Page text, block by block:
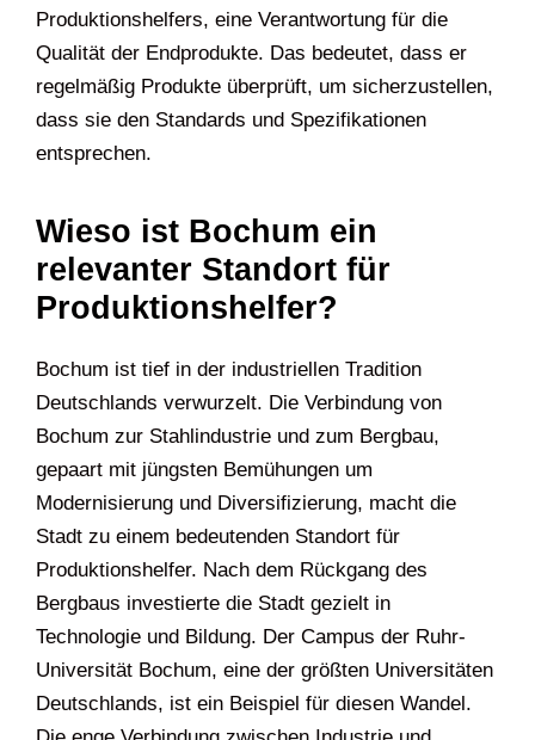
Produktionshelfers, eine Verantwortung für die
Qualität der Endprodukte. Das bedeutet, dass er
regelmäßig Produkte überprüft, um sicherzustellen,
dass sie den Standards und Spezifikationen
entsprechen.
Wieso ist Bochum ein
relevanter Standort für
Produktionshelfer?
Bochum ist tief in der industriellen Tradition
Deutschlands verwurzelt. Die Verbindung von
Bochum zur Stahlindustrie und zum Bergbau,
gepaart mit jüngsten Bemühungen um
Modernisierung und Diversifizierung, macht die
Stadt zu einem bedeutenden Standort für
Produktionshelfer. Nach dem Rückgang des
Bergbaus investierte die Stadt gezielt in
Technologie und Bildung. Der Campus der Ruhr-
Universität Bochum, eine der größten Universitäten
Deutschlands, ist ein Beispiel für diesen Wandel.